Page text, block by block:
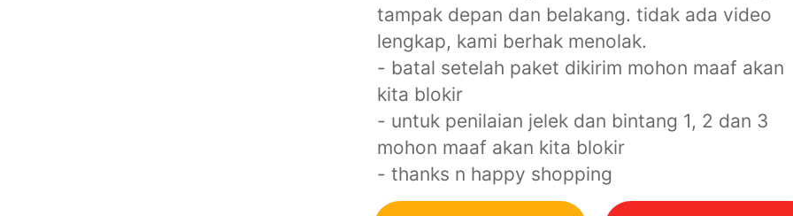
tampak depan dan belakang. tidak ada video
lengkap, kami berhak menolak.
- batal setelah paket dikirim mohon maaf akan
kita blokir
- untuk penilaian jelek dan bintang 1, 2 dan 3
mohon maaf akan kita blokir
- thanks n happy shopping